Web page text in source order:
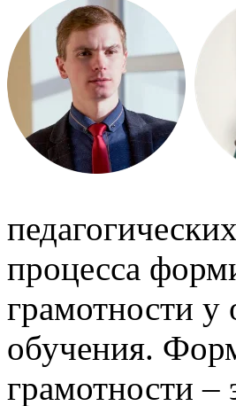
процесса
грамотности
обучения.
грамотности –